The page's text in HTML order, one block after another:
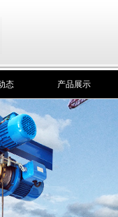
态 产品展示